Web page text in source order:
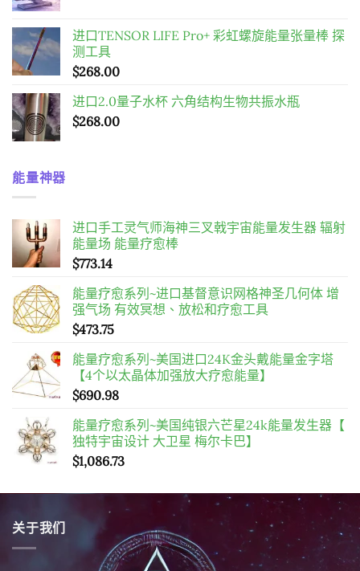
进口TENSOR LIFE Pro+ 彩虹螺旋能量张量棒 探
测工具
$268.00
进口2.0量子水杯 六角结构生物共振水瓶
$268.00
能量神器
进口手工灵气师海神三叉戟宇宙能量发生器 辐射
能量场 能量疗愈棒
$773.14
能量疗愈系列~进口基督意识网格神圣几何体 增
强气场 有效冥想、放松和疗愈工具
$473.75
能量疗愈系列~美国进口24K金头戴能量金字塔
【4个以太晶体加强放大疗愈能量】
$690.98
能量疗愈系列~美国纯银六芒星24k能量发生器【
独特宇宙设计 大卫星 梅尔卡巴】
$1,086.73
关于我们